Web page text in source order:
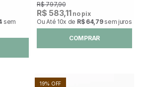
sem
R$ 797,90
R$ 583,11 no pix
Ou Até 10x de R$ 64,79 sem juros
COMPRAR
19% OFF